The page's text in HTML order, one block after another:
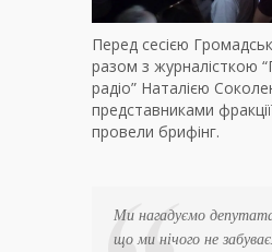
Перед сесією
разом з журналісткою
радіо” Наталією
представниками
провели брифінг.
Ми нагадуємо
що ми нічого не